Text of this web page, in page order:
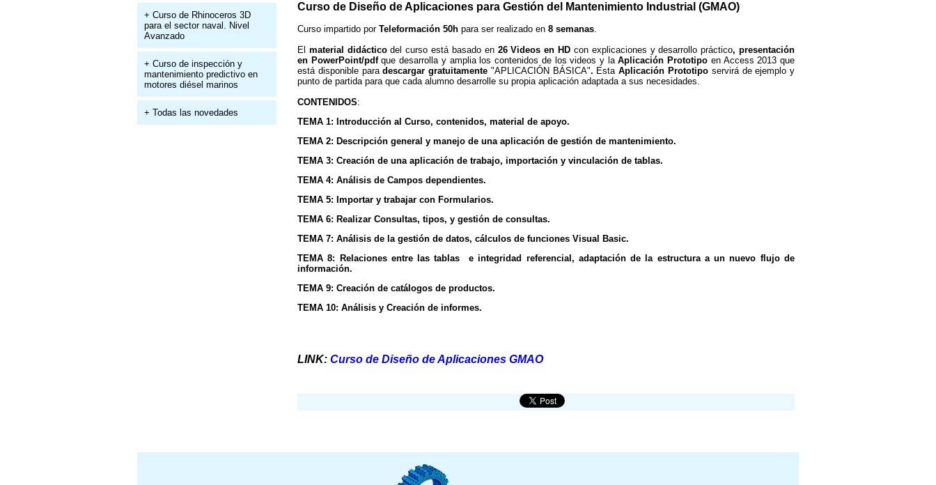
+ Curso de Rhinoceros 3D
para el sector naval. Nivel
Avanzado
+ Curso de inspección y
mantenimiento predictivo en
motores diésel marinos
+ Todas las novedades
Curso de Diseño de Aplicaciones para Gestión del Mantenimiento Industrial (GMAO)
Curso impartido por Teleformación 50h para ser realizado en 8 semanas.
El material didácticodel curso está basado en 26 Videos en HD con explicaciones y desarrollo práctico,presentación
en PowerPoint/pdfque desarrolla y amplia los contenidos de los videos y laAplicación Prototipo en Access 2013 que
está disponible paradescargar gratuitamente "APLICACIÓN BÁSICA". Esta Aplicación Prototiposervirá de ejemplo y
punto de partida para que cada alumno desarrolle su propia aplicación adaptada a sus necesidades.
CONTENIDOS:
TEMA 1: Introducción al Curso, contenidos, material de apoyo.
TEMA 2: Descripción general y manejo de una aplicación de gestión de mantenimiento.
TEMA 3: Creación de una aplicación de trabajo, importación y vinculación de tablas.
TEMA 4: Análisis de Campos dependientes.
TEMA 5: Importar y trabajar con Formularios.
TEMA 6: Realizar Consultas, tipos, y gestión de consultas.
TEMA 7: Análisis de la gestión de datos, cálculos de funciones Visual Basic.
TEMA 8: Relaciones entre las tablas
e integridad referencial, adaptación de la estructura a un nuevo flujo de
información.
TEMA 9: Creación de catálogos de productos.
TEMA 10: Análisis y Creación de informes.
LINK: Curso de Diseño de Aplicaciones GMAO